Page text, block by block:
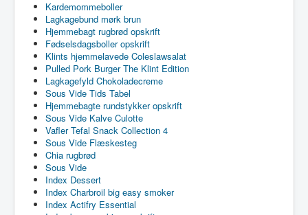
Kardemommeboller
Lagkagebund mørk brun
Hjemmebagt rugbrød opskrift
Fødselsdagsboller opskrift
Klints hjemmelavede Coleslawsalat
Pulled Pork Burger The Klint Edition
Lagkagefyld Chokoladecreme
Sous Vide Tids Tabel
Hjemmebagte rundstykker opskrift
Sous Vide Kalve Culotte
Vafler Tefal Snack Collection 4
Sous Vide Flæskesteg
Chia rugbrød
Sous Vide
Index Dessert
Index Charbroil big easy smoker
Index Actifry Essential